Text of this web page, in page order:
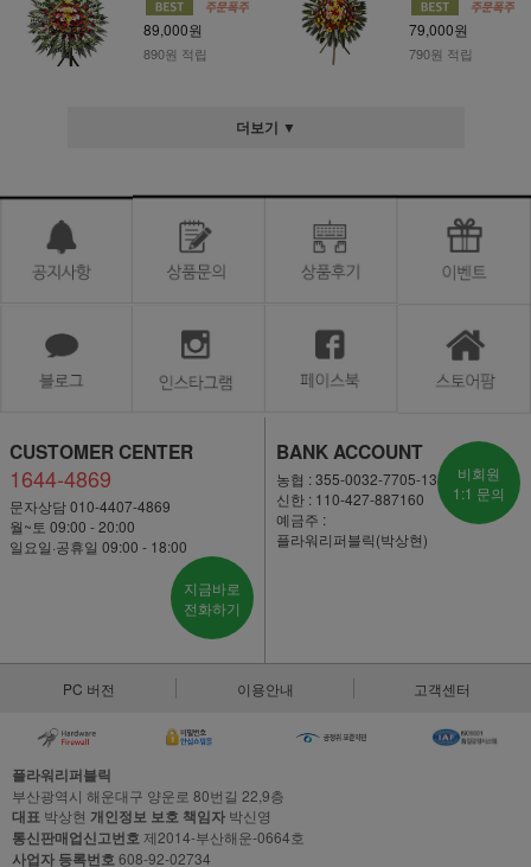
89,000원
890원 적립
79,000원
790원 적립
더보기 ▼
CUSTOMER CENTER
1644-4869
문자상담 010-4407-4869
월~토 09:00 - 20:00
일요일·공휴일 09:00 - 18:00
지금바로
전화하기
BANK ACCOUNT
농협 : 355-0032-7705-13
신한 : 110-427-887160
예금주 :
플라워리퍼블릭(박상현)
비회원
1:1 문의
PC 버전 이용안내 고객센터
플라워리퍼블릭
부산광역시 해운대구 양운로 80번길 22,9층
대표 박상현 개인정보 보호 책임자 박신영
통신판매업신고번호제2014-부산해운-0664호
사업자 등록번호608-92-02734